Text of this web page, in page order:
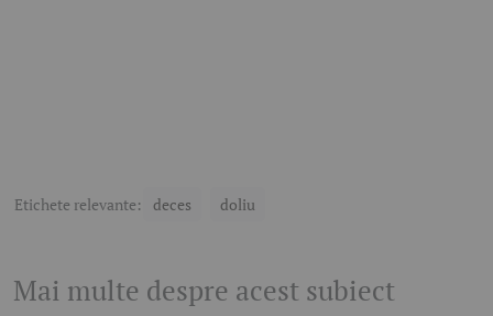
Etichete relevante: deces doliu
Mai multe despre acest subiect